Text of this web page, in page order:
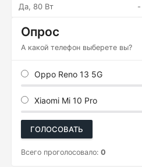
Да, 80 Вт
-
Опрос
А какой телефон выберете вы?
Oppo Reno 13 5G
Xiaomi Mi 10 Pro
ГОЛОСОВАТЬ
Всего проголосовало: 0